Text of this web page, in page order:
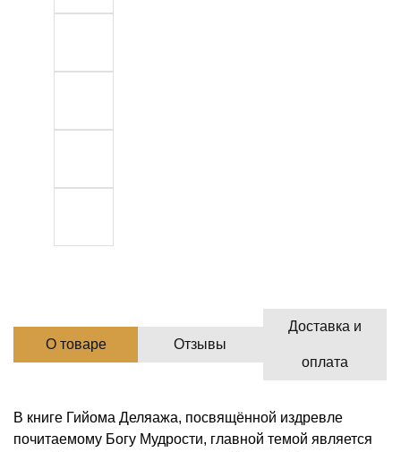
О товаре Отзывы
Доставка и
оплата
В книге Гийома Деляажа, посвящённой издревле
почитаемому Богу Мудрости, главной темой является